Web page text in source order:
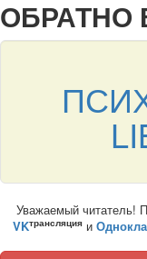
ОБРАТНО
Уважаемый читатель!
VKтрансляция и